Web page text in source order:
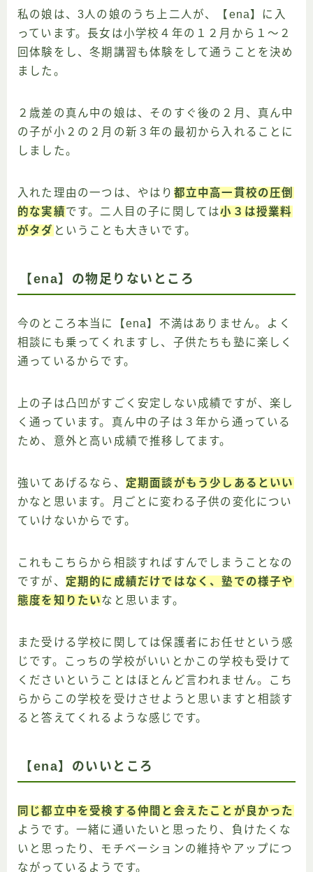
私の娘は、3人の娘のうち上二人が、【ena】に入
っています。長女は小学校４年の１２月から１〜２
回体験をし、冬期講習も体験をして通うことを決め
ました。
２歳差の真ん中の娘は、そのすぐ後の２月、真ん中
の子が小２の２月の新３年の最初から入れることに
しました。
入れた理由の一つは、やはり 都立中高一貫校の圧倒
的な実績です。二人目の子に関しては小３は授業料
がタダ ということも大きいです。
【ena】の物足りないところ
今のところ本当に【ena】不満はありません。よく
相談にも乗ってくれますし、子供たちも塾に楽しく
通っているからです。
上の子は凸凹がすごく安定しない成績ですが、楽し
く通っています。真ん中の子は３年から通っている
ため、意外と高い成績で推移してます。
強いてあげるなら、 定期面談がもう少しあるといい
かなと思います。月ごとに変わる子供の変化につい
ていけないからです。
これもこちらから相談すればすんでしまうことなの
ですが、 定期的に成績だけではなく、塾での様子や
態度を知りたいなと思います。
また受ける学校に関しては保護者にお任せという感
じです。こっちの学校がいいとかこの学校も受けて
くださいということはほとんど言われません。こち
らからこの学校を受けさせようと思いますと相談す
ると答えてくれるような感じです。
【ena】のいいところ
同じ都立中を受検する仲間と会えたことが良かった
ようです。一緒に通いたいと思ったり、負けたくな
いと思ったり、モチベーションの維持やアップにつ
ながっているようです。